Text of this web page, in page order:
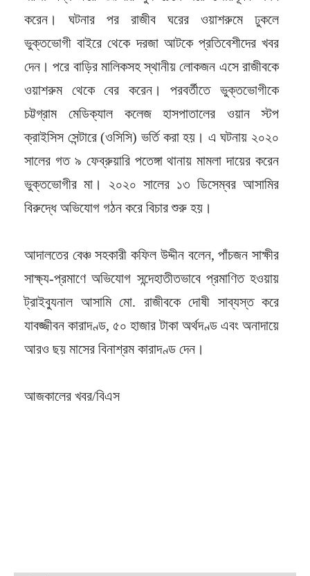
করেন। ঘটনার পর রাজীব ঘরের ওয়াশরুমে ঢুকলে
ভুক্তভোগী বাইরে থেকে দরজা আটকে প্রতিবেশীদের খবর
দেন। পরে বাড়ির মালিকসহ স্থানীয় লোকজন এসে রাজীবকে
ওয়াশরুম থেকে বের করেন। পরবর্তীতে ভুক্তভোগীকে
চট্টগ্রাম মেডিক্যাল কলেজ হাসপাতালের ওয়ান স্টপ
ক্রাইসিস সেন্টারে (ওসিসি) ভর্তি করা হয়। এ ঘটনায় ২০২০
সালের গত ৯ ফেব্রুয়ারি পতেঙ্গা থানায় মামলা দায়ের করেন
ভুক্তভোগীর মা। ২০২০ সালের ১৩ ডিসেম্বর আসামির
বিরুদ্ধে অভিযোগ গঠন করে বিচার শুরু হয়।
আদালতের বেঞ্চ সহকারী কফিল উদ্দীন বলেন, পাঁচজন সাক্ষীর
সাক্ষ্য-প্রমাণে অভিযোগ সন্দেহাতীতভাবে প্রমাণিত হওয়ায়
ট্রাইব্যুনাল আসামি মো. রাজীবকে দোষী সাব্যস্ত করে
যাবজ্জীবন কারাদণ্ড, ৫০ হাজার টাকা অর্থদণ্ড এবং অনাদায়ে
আরও ছয় মাসের বিনাশ্রম কারাদণ্ড দেন।
আজকালের খবর/বিএস